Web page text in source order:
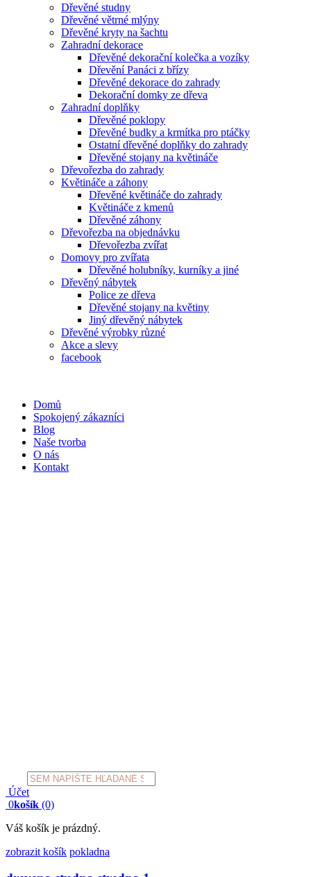
Dřevěné studny
Dřevěné větrné mlýny
Dřevěné kryty na šachtu
Zahradní dekorace
Dřevěné dekorační kolečka a vozíky
Dřevění Panáci z břízy
Dřevěné dekorace do zahrady
Dekorační domky ze dřeva
Zahradní doplňky
Dřevěné poklopy
Dřevěné budky a krmítka pro ptáčky
Ostatní dřevěné doplňky do zahrady
Dřevěné stojany na květináče
Dřevořezba do zahrady
Květináče a záhony
Dřevěné květináče do zahrady
Květináče z kmenů
Dřevěné záhony
Dřevořezba na objednávku
Dřevořezba zvířat
Domovy pro zvířata
Dřevěné holubníky, kurníky a jiné
Dřevěný nábytek
Police ze dřeva
Dřevěné stojany na květiny
Jiný dřevěný nábytek
Dřevěné výrobky různé
Akce a slevy
facebook
Domů
Spokojený zákazníci
Blog
Naše tvorba
O nás
Kontakt
Products
search
Účet
0košík (0)
Váš košík je prázdný.
zobrazit košík pokladna